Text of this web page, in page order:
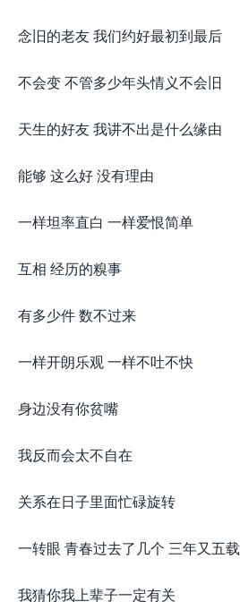
念旧的老友 我们约好最初到最后
不会变 不管多少年头情义不会旧
天生的好友 我讲不出是什么缘由
能够 这么好 没有理由
一样坦率直白 一样爱恨简单
互相 经历的糗事
有多少件 数不过来
一样开朗乐观 一样不吐不快
身边没有你贫嘴
我反而会太不自在
关系在日子里面忙碌旋转
一转眼 青春过去了几个 三年又五载
我猜你我上辈子一定有关